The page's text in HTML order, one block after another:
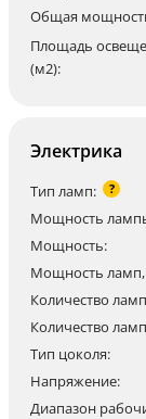
Общая
Площадь
(м2):
Электрика
Тип ламп: ?
Мощность
Мощность:
Мощность ламп,
Количество
Количество
Тип цоколя:
Напряжение:
Диапазон